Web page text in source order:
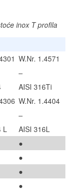
inox T profila
L
W.Nr. 1.4571
–
AISI 316Ti
W.Nr. 1.4404
–
AISI 316L
●
●
●
●